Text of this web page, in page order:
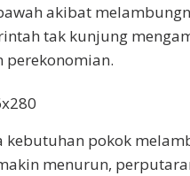
akibat
tak kunjung
perekonomian.
kebutuhan pokok
menurun,